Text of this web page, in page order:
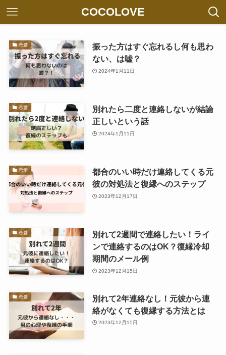
COCOLOVE
恋愛
振った方はすぐ忘れるし何も思わ
ない、は嘘？
2024年1月11日
恋愛
別れたら二度と連絡しないが結論
正しいという話
2024年1月11日
恋愛
都合のいい時だけ連絡してくる元
彼の対処法と復縁へのステップ
2023年12月17日
恋愛
別れて2週間で連絡したい！ライ
ンで連絡するのはOK？復縁冷却
期間のメール例
2023年12月15日
恋愛
別れて2年連絡なし！元彼から連
絡がなくても復縁する方法とは
2023年12月15日